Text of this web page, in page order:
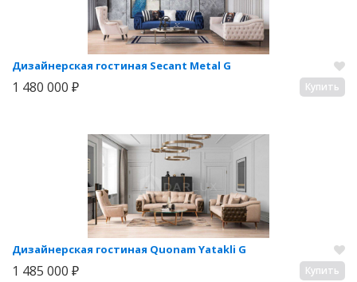
Дизайнерская гостиная Secant Metal G
1 480 000 ₽ Купить
Дизайнерская гостиная Quonam Yatakli G
1 485 000 ₽ Купить